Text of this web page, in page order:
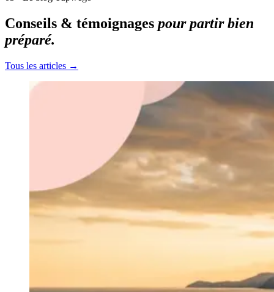
Conseils & témoignages pour partir bien
préparé.
Tous les articles →